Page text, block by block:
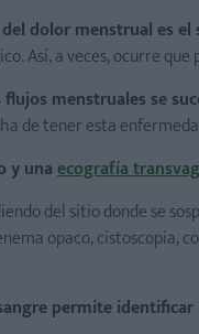
dolor menstrual es
Así, a veces, ocurre
flujos menstruales se
de tener esta
y unaecografía
del sitio donde se
opaco, cistoscopia,
permite